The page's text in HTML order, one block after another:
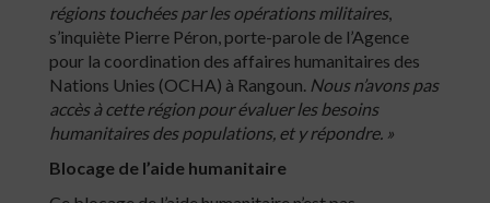
régions touchées par les opérations militaires,
s’inquiète Pierre Péron, porte-parole de l’Agence
pour la coordination des affaires humanitaires des
Nations Unies (OCHA) à Rangoun. Nous n’avons pas
accès à cette région pour évaluer les besoins
humanitaires des populations, et y répondre. »
Blocage de l’aide humanitaire